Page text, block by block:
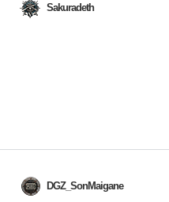
Sakuradeth
DGZ_SonMaigane